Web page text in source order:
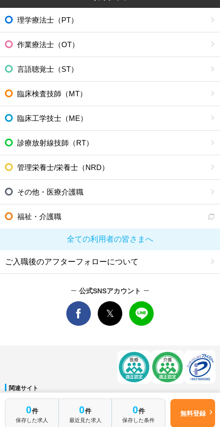
0件
保存した求人
0件
最近見た求人
0件
保存した条件
無料登録
理学療法士（PT）
作業療法士（OT）
言語聴覚士（ST）
臨床検査技師（MT）
臨床工学技士（ME）
診療放射線技師（RT）
管理栄養士/栄養士（NRD）
その他・医療介護職
福祉・介護職
全ての利用者の皆さまへ
ご入職後のアフターフォローについて
公式SNSアカウント
関連サイト
マイナビDOCTOR│マイナビ看護師│マイナビ薬剤師│マイナビ保育士
運営会社
会社概要│ ご利用規約 個人情報保護方針 サイトマップ│お問い合わせ